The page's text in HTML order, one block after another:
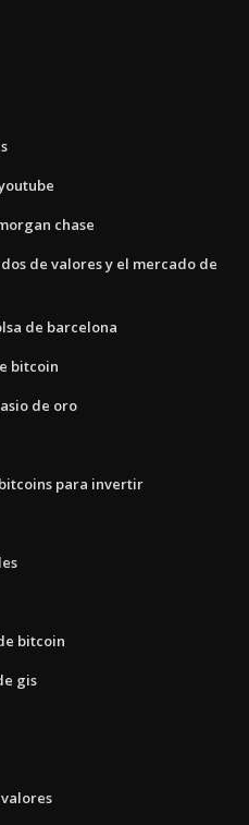
chase
de valores y el mercado de
de barcelona
bitcoin
de oro
para invertir
bitcoin
gis